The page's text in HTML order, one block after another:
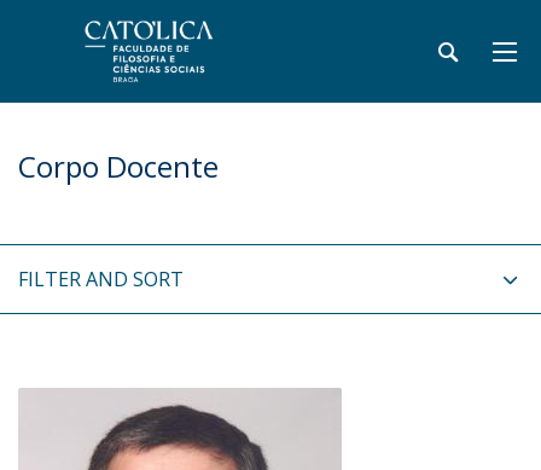
Corpo Docente
FILTER AND SORT